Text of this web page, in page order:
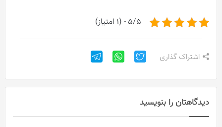
5/5 - (1 امتیاز)
اشتراک گذاری
دیدگاهتان را بنویسید